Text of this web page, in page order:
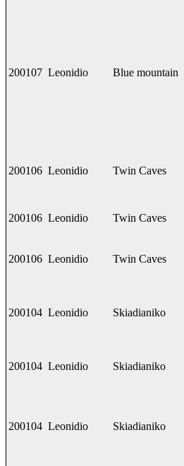
200107 Leonidio Blue mountain
200106 Leonidio Twin Caves
200106 Leonidio Twin Caves
200106 Leonidio Twin Caves
200104 Leonidio Skiadianiko
200104 Leonidio Skiadianiko
200104 Leonidio Skiadianiko